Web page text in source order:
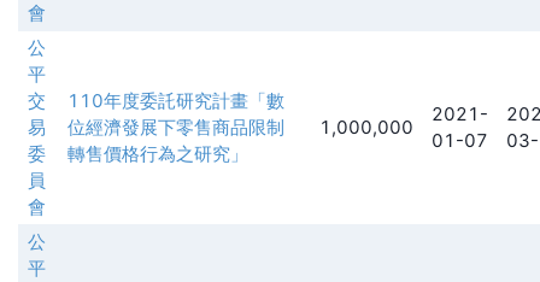
會
公
平
交
易
委
員
會
110年度委託研究計畫「數
位經濟發展下零售商品限制
轉售價格行為之研究」
1,000,000
2021-
01-07
公
平